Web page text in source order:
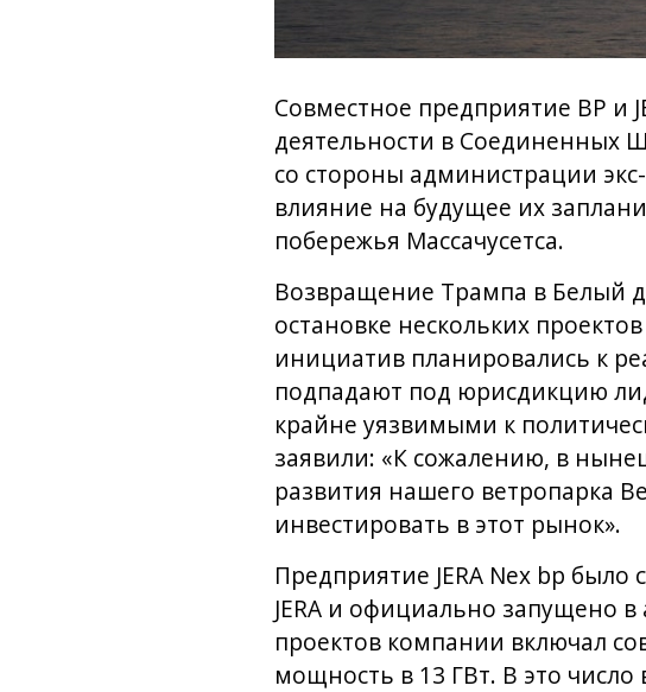
Совместное предприятие BP и
деятельности в Соединенных
со стороны администрации
влияние на будущее их
побережья Массачусетса.
Возвращение Трампа в Белый
остановке нескольких
инициатив планировались к
подпадают под юрисдикцию
крайне уязвимыми к
заявили: «К сожалению, в
развития нашего ветропарка
инвестировать в этот рынок».
Предприятие JERA Nex bp
JERA и официально запущено
проектов компании включал
мощность в 13 ГВт. В это